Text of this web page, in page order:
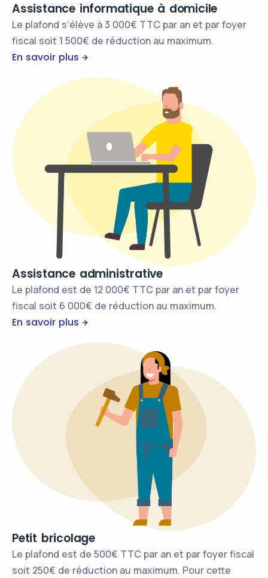
Assistance informatique à domicile
Le plafond s’élève à 3 000€ TTC par an et par foyer
fiscal soit 1 500€ de réduction au maximum.
En savoir plus
Assistance administrative
Le plafond est de 12 000€ TTC par an et par foyer
fiscal soit 6 000€ de réduction au maximum.
En savoir plus
Petit bricolage
Le plafond est de 500€ TTC par an et par foyer fiscal
soit 250€ de réduction au maximum. Pour cette